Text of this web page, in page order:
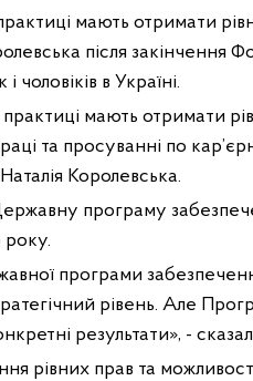
мають отримати
після закінчення
в Україні.
практиці мають отримати
та просуванні по
Королевська.
програму
року.
програми
рівень. Але
результати», -
прав та